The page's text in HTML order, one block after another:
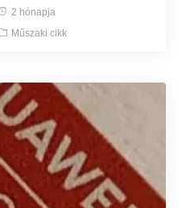
2 hónapja
Műszaki cikk